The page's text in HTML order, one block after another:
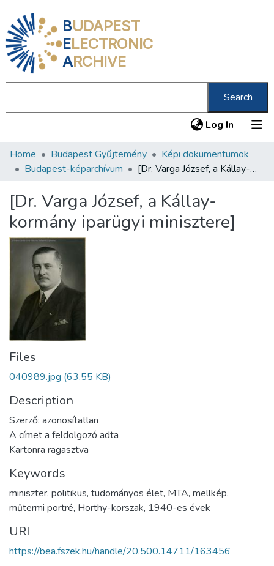
BUDAPEST
ELECTRONIC
ARCHIVE
Search
Log In (current)
Communities & Collections
Statistics
About us
Home Budapest Gyűjtemény
Képi dokumentumok
Budapest-képarchívum
[Dr. Varga József, a Kállay-kormány iparügyi minisztere]
[Dr. Varga József, a Kállay-
kormány iparügyi minisztere]
Files
040989.jpg (63.55 KB)
Description
Szerző: azonosítatlan
A címet a feldolgozó adta
Kartonra ragasztva
Keywords
miniszter, politikus, tudományos élet, MTA, mellkép,
műtermi portré, Horthy-korszak, 1940-es évek
URI
https://bea.fszek.hu/handle/20.500.14711/163456